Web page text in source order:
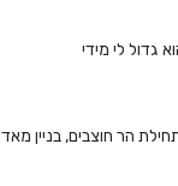
גדול לי מידי
הר חוצבים, בניין